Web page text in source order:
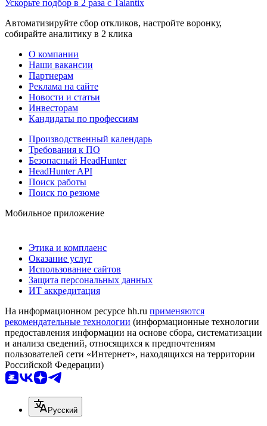
Ускорьте подбор в 2 раза с Talantix
Автоматизируйте сбор откликов, настройте воронку,
собирайте аналитику в 2 клика
О компании
Наши вакансии
Партнерам
Реклама на сайте
Новости и статьи
Инвесторам
Кандидаты по профессиям
Производственный календарь
Требования к ПО
Безопасный HeadHunter
HeadHunter API
Поиск работы
Поиск по резюме
Мобильное приложение
Этика и комплаенс
Оказание услуг
Использование сайтов
Защита персональных данных
ИТ аккредитация
На информационном ресурсе hh.ru применяются
рекомендательные технологии (информационные технологии
предоставления информации на основе сбора, систематизации
и анализа сведений, относящихся к предпочтениям
пользователей сети «Интернет», находящихся на территории
Российской Федерации)
Русский